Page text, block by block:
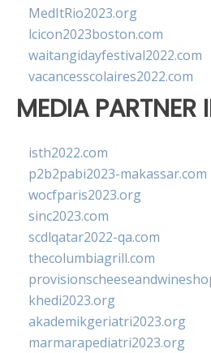
MedItRio2023.org
lcicon2023boston.com
waitangidayfestival2022.com
vacancesscolaires2022.com
MEDIA PARTNER
isth2022.com
p2b2pabi2023-makassar.com
wocfparis2023.org
sinc2023.com
scdlqatar2022-qa.com
thecolumbiagrill.com
khedi2023.org
akademikgeriatri2023.org
marmarapediatri2023.org